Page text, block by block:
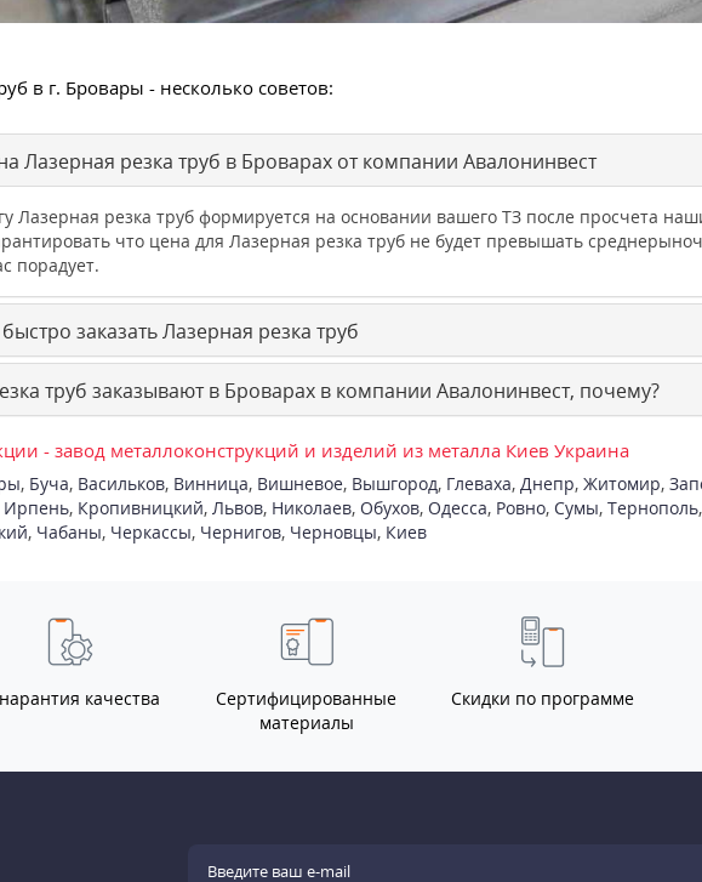
в г. Бровары - несколько советов:
Лазерная резка труб в Броварах от компании Авалонинвест
Лазерная резка труб формируется на основании вашего ТЗ после просчета
что цена для Лазерная резка труб не будет превышать
порадует.
заказать Лазерная резка труб
труб заказывают в Броварах в компании Авалонинвест, почему?
- завод металлоконструкций и изделий из металла Киев Украина
, Буча, Васильков, Винница, Вишневое, Вышгород, Глеваха, Днепр, Житомир,
Ирпень, Кропивницкий, Львов, Николаев, Обухов, Одесса, Ровно, Сумы, Тернополь,
, Чабаны, Черкассы, Чернигов, Черновцы, Киев
качества
Сертифицированные
материалы
Скидки по программе